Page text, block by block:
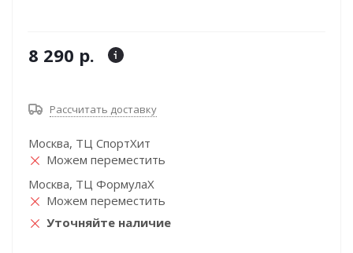
8 290 р.
Рассчитать доставку
Москва, ТЦ СпортХит
Можем переместить
Москва, ТЦ ФормулаХ
Можем переместить
Уточняйте наличие